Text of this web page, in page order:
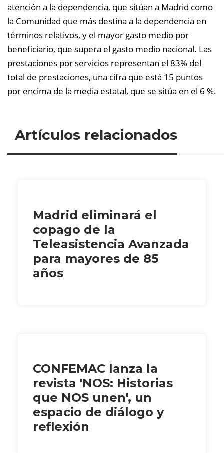
atención a la dependencia, que sitúan a Madrid como
la Comunidad que más destina a la dependencia en
términos relativos, y el mayor gasto medio por
beneficiario, que supera el gasto medio nacional. Las
prestaciones por servicios representan el 83% del
total de prestaciones, una cifra que está 15 puntos
por encima de la media estatal, que se sitúa en el 6 %.
Artículos relacionados
Madrid eliminará el
copago de la
Teleasistencia Avanzada
para mayores de 85
años
CONFEMAC lanza la
revista 'NOS: Historias
que NOS unen', un
espacio de diálogo y
reflexión